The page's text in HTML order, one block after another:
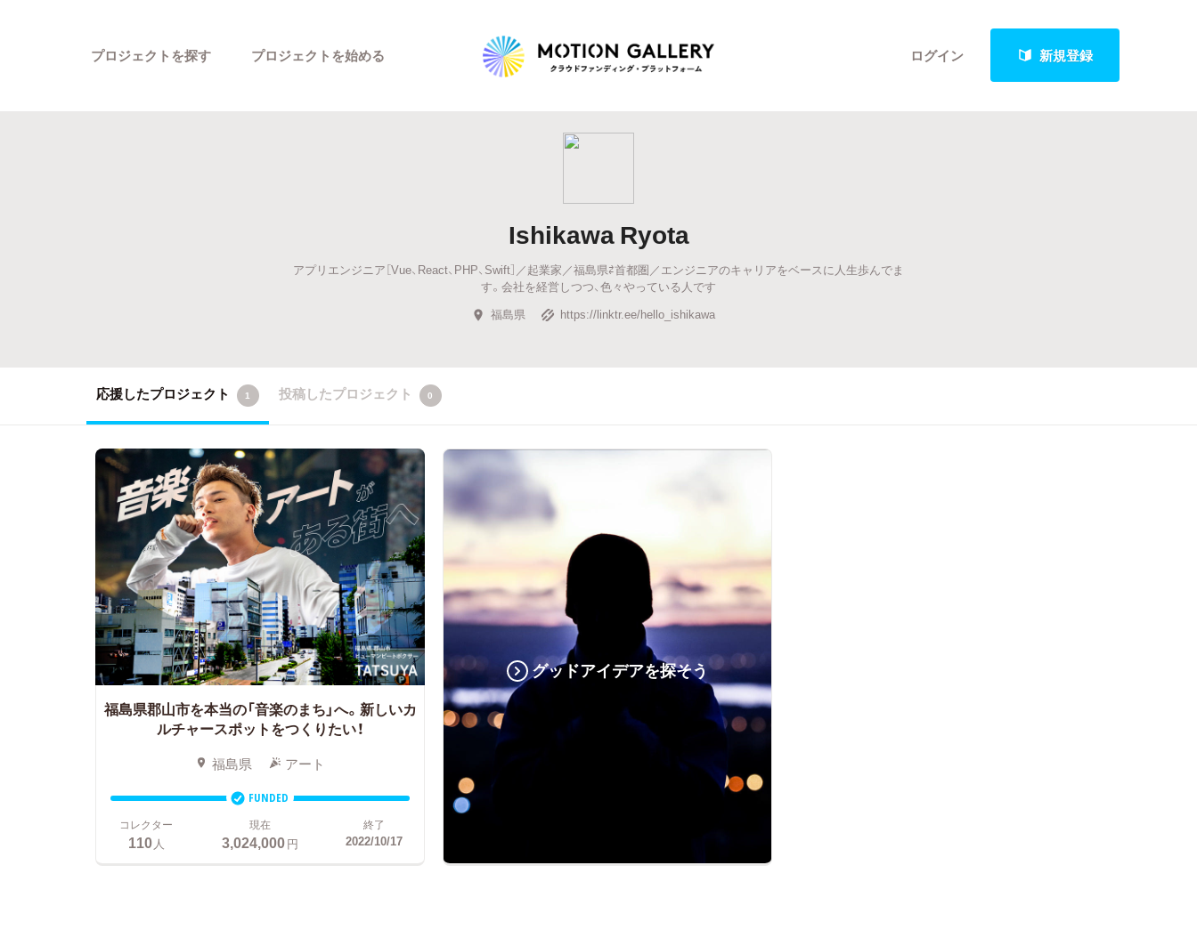
ログイン 新規登録
プロジェクトを探す
Highlight
Feature
カテゴリーから探す タグから探す キュレーターから探す 特集から探す 最新進捗報告から探す
プロジェクトを始める
Ishikawa Ryota
アプリエンジニア［Vue、React、PHP、Swift］／起業家／福島県⇄首都圏／エンジニアのキャリアをベースに人生歩んでま
す。会社を経営しつつ、色々やっている人です
福島県
https://linktr.ee/hello_ishikawa
応援したプロジェクト 1 投稿したプロジェクト 0
福島県郡山市を本当の「音楽のまち」へ。新しいカ
ルチャースポットをつくりたい！
福島県 アート
FUNDED
コレクター
110人
現在
3,024,000円
終了
2022/10/17
グッドアイデアを探そう